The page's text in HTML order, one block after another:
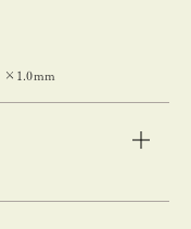
×1.0mm